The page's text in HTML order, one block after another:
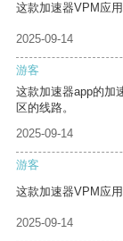
这款加速器VPM应
2025-09-14
游客
这款加速器app的加
区的线路。
2025-09-14
游客
这款加速器VPM应
2025-09-14